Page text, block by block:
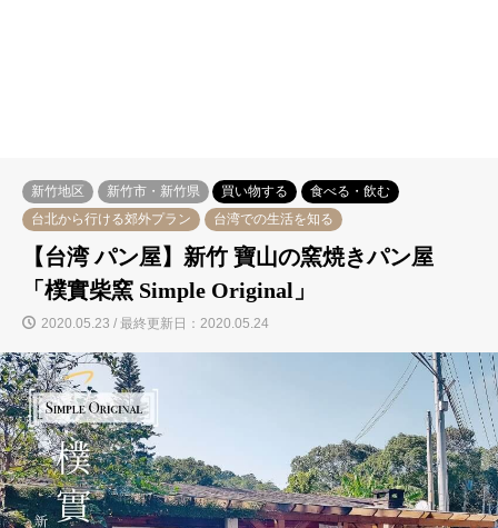
新竹地区 新竹市・新竹県 買い物する
食べる・飲む
台北から行ける郊外プラン
台湾での生活を知る
【台湾 パン屋】新竹 寶山の窯焼きパン屋
「樸實柴窯 Simple Original」
2020.05.23 / 最終更新日：2020.05.24